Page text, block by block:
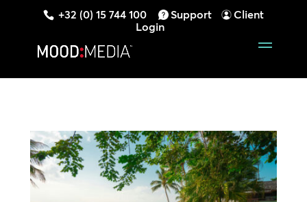
+32 (0) 15 744 100 Support
Client
Login